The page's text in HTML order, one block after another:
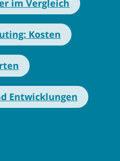
im Vergleich
Kosten
Entwicklungen